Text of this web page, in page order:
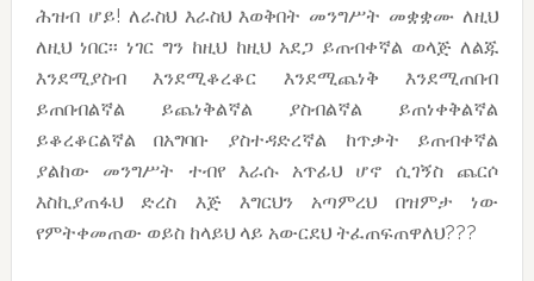
ሕዝብ ሆይ! ለራስህ እራስህ እወቅበት መንግሥት መቋቋሙ ለዚህ
ለዚህ ነበር፡፡ ነገር ግን ከዚህ ከዚህ አደጋ ይጠብቀኛል ወላጅ ለልጁ
እንደሚያስብ እንደሚቆረቆር እንደሚጨነቅ እንደሚጠበብ
ይጠበብልኛል ይጨነቅልኛል ያስብልኛል ይጠነቀቅልኛል
ይቆረቆርልኛል በአግባቡ ያስተዳድረኛል ከጥቃት ይጠብቀኛል
ያልከው መንግሥት ተብየ እራሱ አጥፊህ ሆኖ ሲገኝስ ጨርሶ
እስኪያጠፋህ ድረስ እጅ እግርህን አጣምረህ በዝምታ ነው
የምትቀመጠው ወይስ ከላይህ ላይ አውርደህ ትፈጠፍጠዋለህ???